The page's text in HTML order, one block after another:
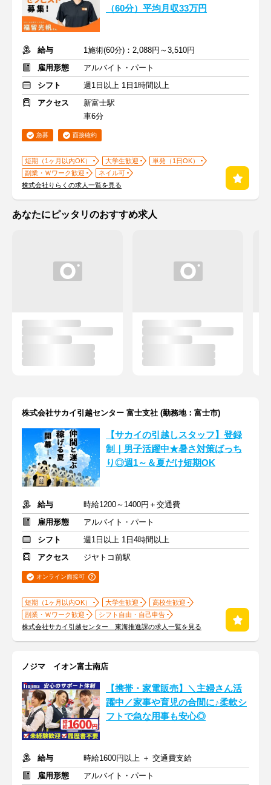
（60分）平均月収33万円
給与
1施術(60分)：2,088円～3,510円
雇用形態
アルバイト・パート
シフト
週1日以上 1日1時間以上
アクセス
新富士駅
車6分
急募 面接確約
短期（1ヶ月以内OK） 大学生歓迎
単発（1日OK）
副業・Ｗワーク歓迎
ネイル可
株式会社りらくの求人一覧を見る
あなたにピッタリのおすすめ求人
株式会社サカイ引越センター 富士支社 (勤務地：富士市)
【サカイの引越しスタッフ】登録
制｜男子活躍中★暑さ対策ばっち
り◎週1～＆夏だけ短期OK
給与
時給1200～1400円＋交通費
雇用形態
アルバイト・パート
シフト
週1日以上 1日4時間以上
アクセス
ジヤトコ前駅
オンライン面接可
短期（1ヶ月以内OK） 大学生歓迎
高校生歓迎
副業・Ｗワーク歓迎
シフト自由・自己申告
株式会社サカイ引越センター 東海推進課の求人一覧を見る
ノジマ イオン富士南店
【携帯・家電販売】＼主婦さん活
躍中／家事や育児の合間に♪柔軟シ
フトで急な用事も安心◎
給与
時給1600円以上 ＋ 交通費支給
雇用形態
アルバイト・パート